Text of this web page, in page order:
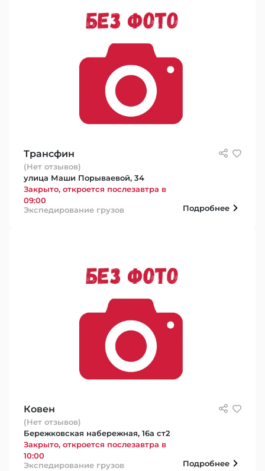
Трансфин
(Нет отзывов)
улица Маши Порываевой, 34
Закрыто, откроется послезавтра в
09:00
Экспедирование грузов
Подробнее
Ковен
(Нет отзывов)
Бережковская набережная, 16а ст2
Закрыто, откроется послезавтра в
10:00
Экспедирование грузов
Подробнее